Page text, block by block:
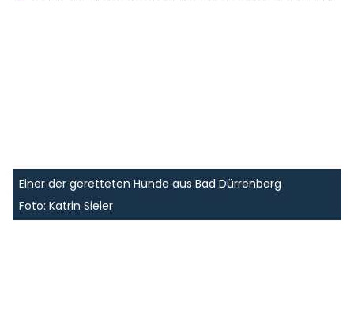
Einer der geretteten Hunde aus Bad Dürrenberg
Foto: Katrin Sieler